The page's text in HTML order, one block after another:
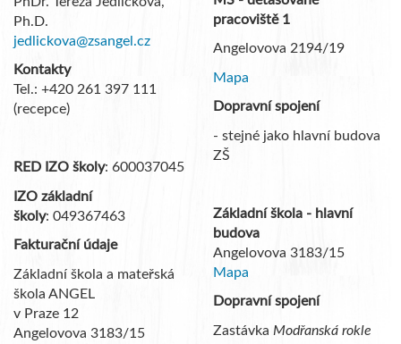
Ph.D.
jedlickova@zsangel.cz
Kontakty
Tel.: +420 261 397 111
(recepce)
RED IZO školy: 600037045
IZO základní
školy: 049367463
Fakturační údaje
Základní škola a mateřská
škola ANGEL
v Praze 12
Angelovova 3183/15
pracoviště 1
Angelovova 2194/19
Mapa
Dopravní spojení
- stejné jako hlavní budova
ZŠ
Základní škola - hlavní
budova
Angelovova 3183/15
Mapa
Dopravní spojení
Zastávka Modřanská rokle